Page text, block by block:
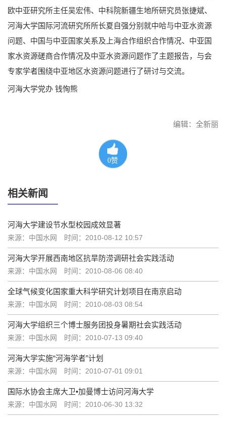
欧中亚研究所主任吴宏伟、中科院新疆生地所研究员张捷斌、
河海大学国际河流研究所所长夏自强分别就中哈与中亚水资源
问题、中国与中亚国家关系及上海合作组织合作情况、中亚国
家水资源磋商合作情况及中亚水资源问题作了主题报告，与会
专家学者围绕中亚地区水资源问题进行了研讨与交流。
河海大学党办 钱恂熊
编辑：全新丽
0赞
相关新闻
河海大学建设节水型校园成效显著
来源：中国水网 时间：2010-08-12 10:57
河海大学开展西南地区抗旱防涝调研社会实践活动
来源：中国水网 时间：2010-08-06 08:40
全球气候变化国家重大科学研究计划项目在南京启动
来源：中国水网 时间：2010-08-03 08:54
河海大学组织三个博士服务团投身暑期社会实践活动
来源：中国水网 时间：2010-07-13 09:40
河海大学实施“河海学者”计划
来源：中国水网 时间：2010-07-01 09:01
国际水协会主席大卫•加曼博士访问河海大学
来源：中国水网 时间：2010-06-30 13:32